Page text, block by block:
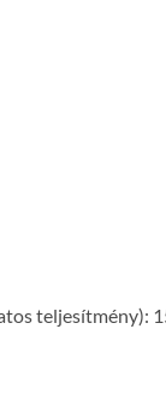
teljesítmény):